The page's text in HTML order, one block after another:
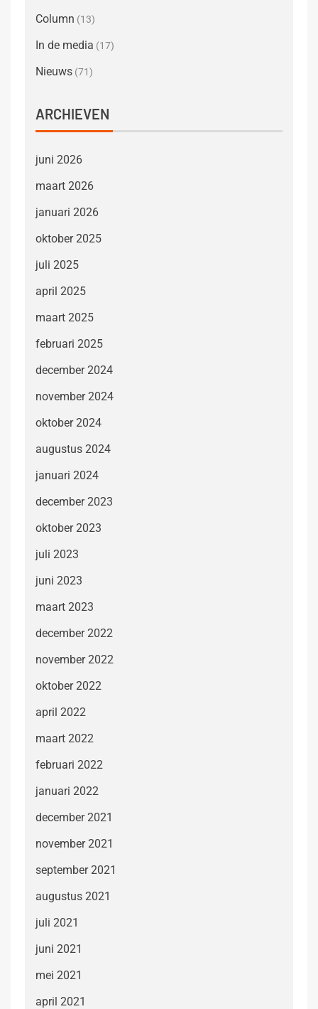
Column (13)
In de media (17)
Nieuws (71)
ARCHIEVEN
juni 2026
maart 2026
januari 2026
oktober 2025
juli 2025
april 2025
maart 2025
februari 2025
december 2024
november 2024
oktober 2024
augustus 2024
januari 2024
december 2023
oktober 2023
juli 2023
juni 2023
maart 2023
december 2022
november 2022
oktober 2022
april 2022
maart 2022
februari 2022
januari 2022
december 2021
november 2021
september 2021
augustus 2021
juli 2021
juni 2021
mei 2021
april 2021